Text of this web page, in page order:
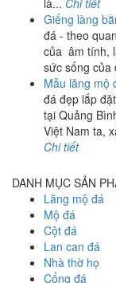
là... Chi tiết
Giếng làng
đá - theo
của âm tính,
sức sống của
Mẫu lăng mộ
đá đẹp lắp
tại Quảng
Việt Nam ta,
Chi tiết
DANH MỤC SẢN
Lăng mộ đá
Mộ đá
Cột đá
Lan can đá
Nhà thờ họ
Cổng đá